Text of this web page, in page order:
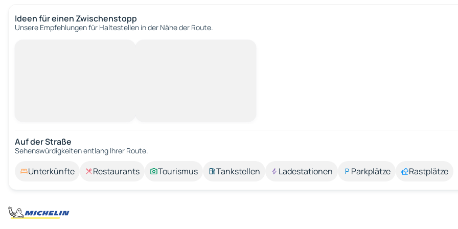
Ideen für einen Zwischenstopp
Unsere Empfehlungen für Haltestellen in der Nähe der Route.
Auf der Straße
Sehenswürdigkeiten entlang Ihrer Route.
Unterkünfte Restaurants Tourismus Tankstellen Ladestationen Parkplätze Rastplätze